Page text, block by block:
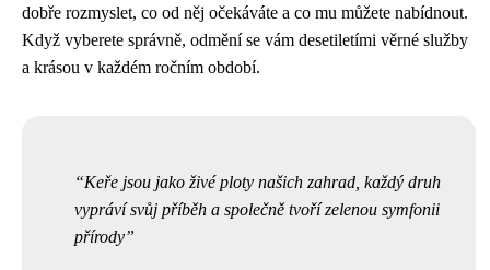
dobře rozmyslet, co od něj očekáváte a co mu můžete nabídnout.
Když vyberete správně, odmění se vám desetiletími věrné služby
a krásou v každém ročním období.
Keře jsou jako živé ploty našich zahrad, každý druh
vypráví svůj příběh a společně tvoří zelenou symfonii
přírody